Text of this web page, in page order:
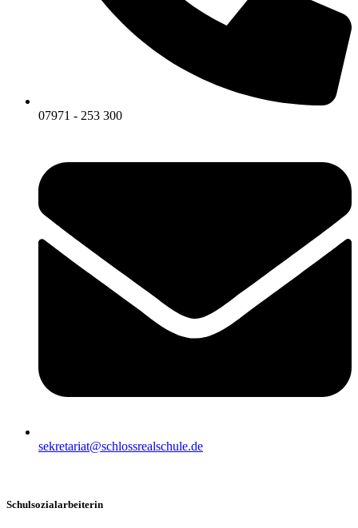
07971 - 253 300
sekretariat@schlossrealschule.de
Schulsozialarbeiterin